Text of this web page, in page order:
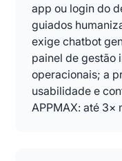
app ou login do
guiados
exige chatbot
painel de gestão
operacionais; a
usabilidade e
APPMAX: até 3×